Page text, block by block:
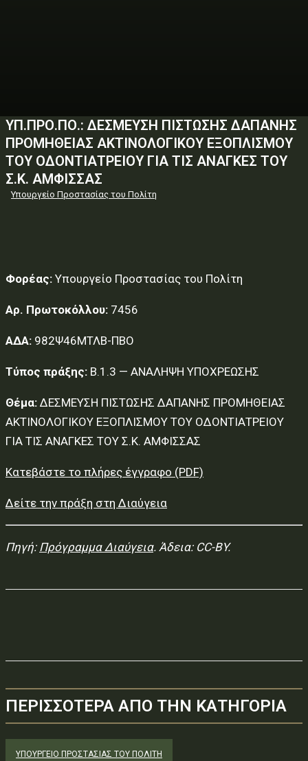
ΥΠ.ΠΡΟ.ΠΟ.: ΔΕΣΜΕΥΣΗ ΠΙΣΤΩΣΗΣ ΔΑΠΑΝΗΣ
ΠΡΟΜΗΘΕΙΑΣ ΑΚΤΙΝΟΛΟΓΙΚΟΥ ΕΞΟΠΛΙΣΜΟΥ
ΤΟΥ ΟΔΟΝΤΙΑΤΡΕΙΟΥ ΓΙΑ ΤΙΣ ΑΝΑΓΚΕΣ ΤΟΥ
Σ.Κ. ΑΜΦΙΣΣΑΣ
Υπουργείο Προστασίας του Πολίτη
Φορέας: Υπουργείο Προστασίας του Πολίτη
Αρ. Πρωτοκόλλου: 7456
ΑΔΑ: 982Ψ46ΜΤΛΒ-ΠΒΟ
Τύπος πράξης: Β.1.3 — ΑΝΑΛΗΨΗ ΥΠΟΧΡΕΩΣΗΣ
Θέμα: ΔΕΣΜΕΥΣΗ ΠΙΣΤΩΣΗΣ ΔΑΠΑΝΗΣ ΠΡΟΜΗΘΕΙΑΣ
ΑΚΤΙΝΟΛΟΓΙΚΟΥ ΕΞΟΠΛΙΣΜΟΥ ΤΟΥ ΟΔΟΝΤΙΑΤΡΕΙΟΥ
ΓΙΑ ΤΙΣ ΑΝΑΓΚΕΣ ΤΟΥ Σ.Κ. ΑΜΦΙΣΣΑΣ
Κατεβάστε το πλήρες έγγραφο (PDF)
Δείτε την πράξη στη Διαύγεια
Πηγή: Πρόγραμμα Διαύγεια. Άδεια: CC-BY.
ΠΕΡΙΣΣΟΤΕΡΑ ΑΠΟ ΤΗΝ ΚΑΤΗΓΟΡΙΑ
ΥΠΟΥΡΓΕΊΟ ΠΡΟΣΤΑΣΊΑΣ ΤΟΥ ΠΟΛΊΤΗ